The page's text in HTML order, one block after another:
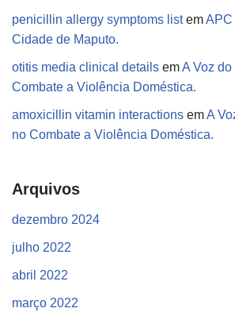
penicillin allergy symptoms listemAPC
Cidade de Maputo.
otitis media clinical details emA Voz
Combate a Violência Doméstica.
amoxicillin vitamin interactions emA
no Combate a Violência Doméstica.
Arquivos
dezembro 2024
julho 2022
abril 2022
março 2022